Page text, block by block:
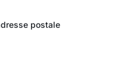
postale